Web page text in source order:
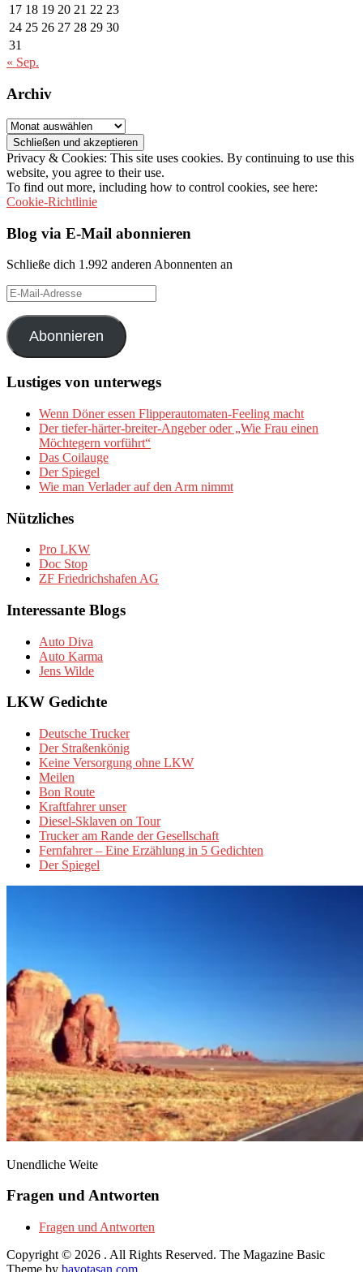
17 18 19 20 21 22 23
24 25 26 27 28 29 30
31
« Sep.
Archiv
Archiv
Privacy & Cookies: This site uses cookies. By continuing to use this
website, you agree to their use.
To find out more, including how to control cookies, see here:
Cookie-Richtlinie
Blog via E-Mail abonnieren
Schließe dich 1.992 anderen Abonnenten an
E-
Mail-
Adresse
Abonnieren
Lustiges von unterwegs
Wenn Döner essen Flipperautomaten-Feeling macht
Der tiefer-härter-breiter-Angeber oder „Wie Frau einen
Möchtegern vorführt“
Das Coilauge
Der Spiegel
Wie man Verlader auf den Arm nimmt
Nützliches
Pro LKW
Doc Stop
ZF Friedrichshafen AG
Interessante Blogs
Auto Diva
Auto Karma
Jens Wilde
LKW Gedichte
Deutsche Trucker
Der Straßenkönig
Keine Versorgung ohne LKW
Meilen
Bon Route
Kraftfahrer unser
Diesel-Sklaven on Tour
Trucker am Rande der Gesellschaft
Fernfahrer – Eine Erzählung in 5 Gedichten
Der Spiegel
Unendliche Weite
Fragen und Antworten
Fragen und Antworten
Copyright © 2026 . All Rights Reserved. The Magazine Basic
Theme by bavotasan.com